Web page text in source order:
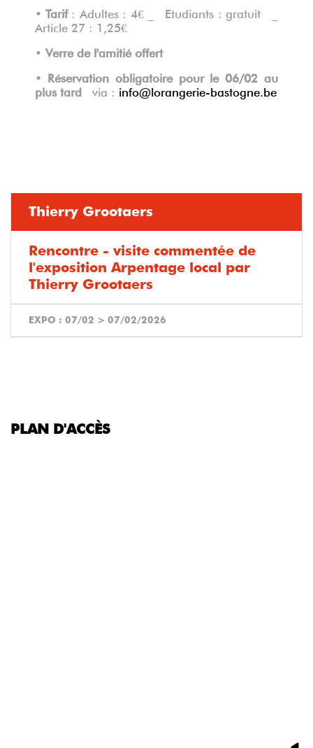
• Tarif: Adultes : 4€ _ Etudiants : gratuit _
Article 27 : 1,25€
• Verre de l'amitié offert
• Réservation obligatoire pour le 06/02 au
plus tard via : info@lorangerie-bastogne.be
Thierry Grootaers
Rencontre - visite commentée de
l'exposition Arpentage local par
Thierry Grootaers
EXPO : 07/02 > 07/02/2026
PLAN D'ACCÈS